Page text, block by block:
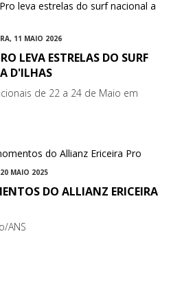
11 MAIO 2026
LEVA ESTRELAS DO SURF
D'ILHAS
de 22 a 24 de Maio em
MAIO 2025
DO ALLIANZ ERICEIRA
ANS